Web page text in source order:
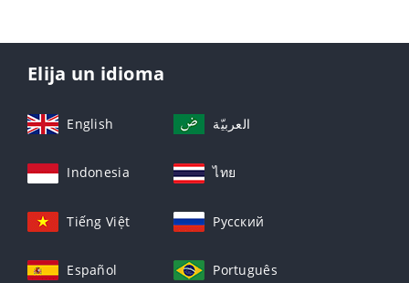
Elija un idioma
English العربيّة
Indonesia ไทย
Tiếng Việt Русский
Español Português